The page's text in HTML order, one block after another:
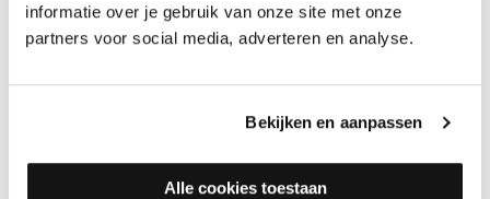
informatie over je gebruik van onze site met onze
partners voor social media, adverteren en analyse.
Bekijken en aanpassen
Alle cookies toestaan
ACCESSOIRES VOOR HET LAKKEN VAN UW VLOER:
Lakbak klein (voor 10cm rollers)
Complete rollerset klein 10cm (Lak)
Roller groot 25cm (Lak)
Lakbak groot (voor 25cm rollers)